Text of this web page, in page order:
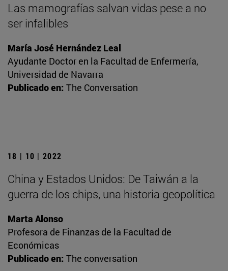
Las mamografías salvan vidas pese a no
ser infalibles
María José Hernández Leal
Ayudante Doctor en la Facultad de Enfermería,
Universidad de Navarra
Publicado en: The Conversation
18 | 10 | 2022
China y Estados Unidos: De Taiwán a la
guerra de los chips, una historia geopolítica
Marta Alonso
Profesora de Finanzas de la Facultad de
Económicas
Publicado en: The conversation